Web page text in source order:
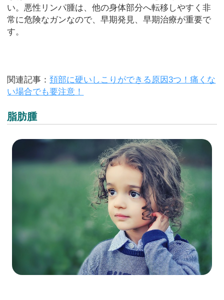
い。悪性リンパ腫は、他の身体部分へ転移しやすく非
常に危険なガンなので、早期発見、早期治療が重要で
す。
関連記事：頚部に硬いしこりができる原因3つ！痛くな
い場合でも要注意！
脂肪腫